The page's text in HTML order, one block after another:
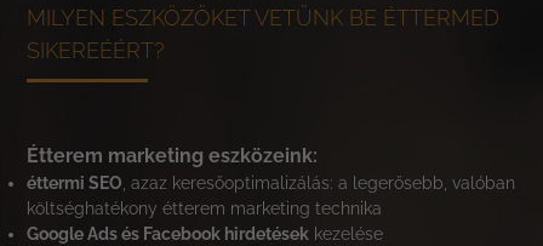
MILYEN ESZKÖZÖKET VETÜNK BE ÉTTERMED
SIKEREÉÉRT?
Étterem marketing eszközeink:
éttermi SEO , azaz keresőoptimalizálás: a legerősebb, valóban
költséghatékony étterem marketing technika
Google Ads és Facebook hirdetések kezelése